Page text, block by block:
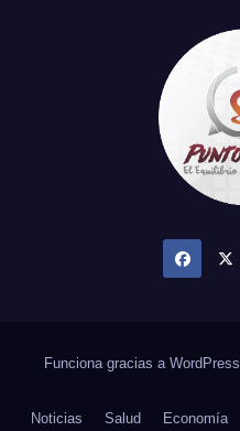
Funciona gracias a WordPress
Noticias Salud Economía